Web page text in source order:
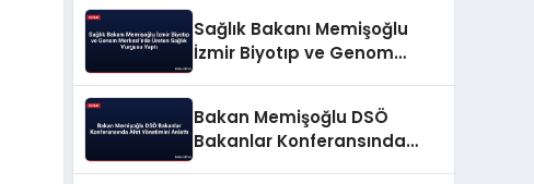
Sağlık Bakanı Memişoğlu
İzmir Biyotıp ve Genom
Bakan Memişoğlu DSÖ
Bakanlar Konferansında